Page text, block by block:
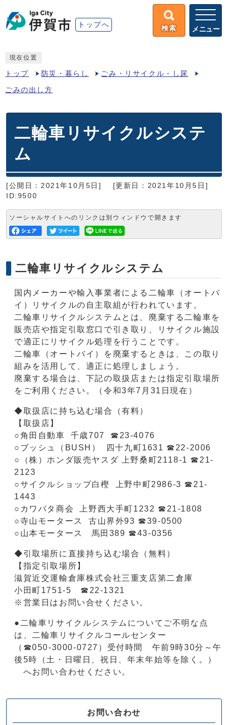
トップへ 検索 メニュー
現在位置
トップ 防災・暮らし ごみ・リサイクル・し尿
ごみの出し方
二輪車リサイクルシステ
ム
[公開日：2021年10月5日]
[更新日：2021年10月5日]
ID:9500
ソーシャルサイトへのリンクは別ウィンドウで開きます
二輪車リサイクルシステム
国内メーカーや輸入事業者による二輪車（オートバ
イ）リサイクルの自主取組が行われています。
二輪車リサイクルシステムとは、廃棄する二輪車を
販売店や指定引取窓口で引き取り、リサイクル施設
で適正にリサイクル処理を行うことです。
二輪車（オートバイ）を廃棄するときは、この取り
組みを活用して、適正に処理しましょう。
廃棄する場合は、下記の取扱店または指定引取場所
をご利用ください。（令和3年7月31日現在）
◆取扱店に持ち込む場合（有料）
【取扱店】
○角田自動車 千歳707 ☎23-4076
○ブッシュ（BUSH） 四十九町1631 ☎22-2006
○（株）ホンダ販売ヤスダ 上野桑町2118-1 ☎21-
2123
○サイクルショップ白樫 上野中町2986-3 ☎21-
1443
○カワバタ商会 上野西大手町1232 ☎21-1808
○寺山モータース 古山界外93 ☎39-0500
○山本モータース 馬田389 ☎43-0356
◆引取場所に直接持ち込む場合（無料）
【指定引取場所】
滋賀近交運輸倉庫株式会社三重支店第二倉庫
小田町1751-5 ☎22-1321
※営業日はお問い合せください。
●二輪車リサイクルシステムについてご不明な点
は、二輪車リサイクルコールセンター
（☎050-3000-0727）受付時間 午前9時30分～午
後5時（土・日曜日、祝日、年末年始等を除く。）
へお問い合わせください。
お問い合わせ